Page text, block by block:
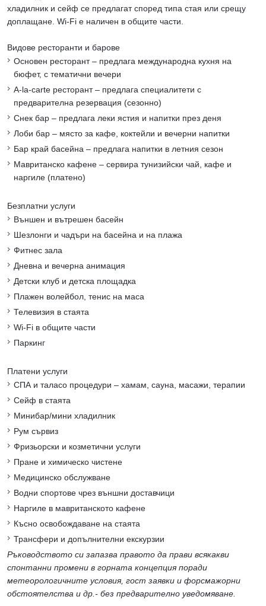
хладилник и сейф се предлагат според типа стая или срещу
доплащане. Wi-Fi е наличен в общите части.
Видове ресторанти и барове
Основен ресторант – предлага международна кухня на
бюфет, с тематични вечери
A-la-carte ресторант – предлага специалитети с
предварителна резервация (сезонно)
Снек бар – предлага леки ястия и напитки през деня
Лоби бар – място за кафе, коктейли и вечерни напитки
Бар край басейна – предлага напитки в летния сезон
Мавританско кафене – сервира тунизийски чай, кафе и
наргиле (платено)
Безплатни услуги
Външен и вътрешен басейн
Шезлонги и чадъри на басейна и на плажа
Фитнес зала
Дневна и вечерна анимация
Детски клуб и детска площадка
Плажен волейбол, тенис на маса
Телевизия в стаята
Wi-Fi в общите части
Паркинг
Платени услуги
СПА и таласо процедури – хамам, сауна, масажи, терапии
Сейф в стаята
Минибар/мини хладилник
Рум сървиз
Фризьорски и козметични услуги
Пране и химическо чистене
Медицинско обслужване
Водни спортове чрез външни доставчици
Наргиле в мавританското кафене
Късно освобождаване на стаята
Трансфери и допълнителни екскурзии
Ръководството си запазва правото да прави всякакви
спонтанни промени в горната концепция поради
метеорологичните условия, гост заявки и форсмажорни
обстоятелства и др.- без предварително уведомяване.